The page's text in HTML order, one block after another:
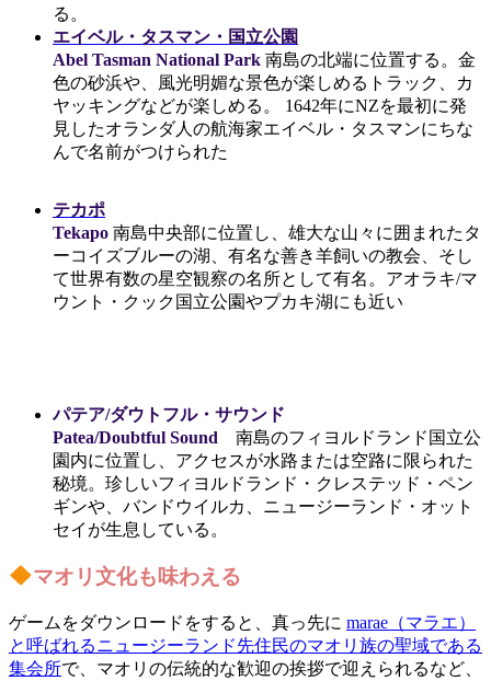
る。
エイベル・タスマン・国立公園
Abel Tasman National Park 南島の北端に位置する。金
色の砂浜や、風光明媚な景色が楽しめるトラック、カ
ヤッキングなどが楽しめる。 1642年にNZを最初に発
見したオランダ人の航海家エイベル・タスマンにちな
んで名前がつけられた
テカポ
Tekapo 南島中央部に位置し、雄大な山々に囲まれたタ
ーコイズブルーの湖、有名な善き羊飼いの教会、そし
て世界有数の星空観察の名所として有名。アオラキ/マ
ウント・クック国立公園やプカキ湖にも近い
パテア/ダウトフル・サウンド
Patea/Doubtful Sound 南島のフィヨルドランド国立公
園内に位置し、アクセスが水路または空路に限られた
秘境。珍しいフィヨルドランド・クレステッド・ペン
ギンや、バンドウイルカ、ニュージーランド・オット
セイが生息している。
マオリ文化も味わえる
ゲームをダウンロードをすると、真っ先に marae（マラエ）
と呼ばれるニュージーランド先住民のマオリ族の聖域である
集会所で、マオリの伝統的な歓迎の挨拶で迎えられるなど、